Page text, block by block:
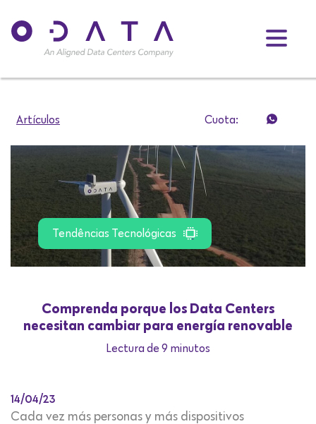
Artículos Cuota:
Tendências Tecnológicas
Comprenda porque los Data Centers
necesitan cambiar para energía renovable
Lectura de 9 minutos
14/04/23
Cada vez más personas y más dispositivos